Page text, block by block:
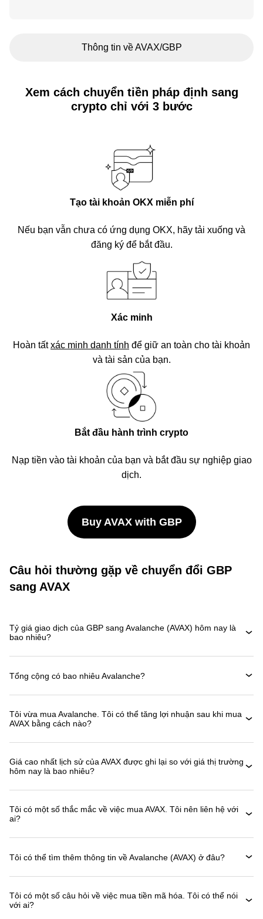
Thông tin về AVAX/GBP
Xem cách chuyển tiền pháp định sang
crypto chỉ với 3 bước
Tạo tài khoản OKX miễn phí
Nếu bạn vẫn chưa có ứng dụng OKX, hãy tải xuống và
đăng ký để bắt đầu.
Xác minh
Hoàn tấtxác minh danh tính để giữ an toàn cho tài khoản
và tài sản của bạn.
Bắt đầu hành trình crypto
Nạp tiền vào tài khoản của bạn và bắt đầu sự nghiệp giao
dịch.
Buy AVAX with GBP
Câu hỏi thường gặp về chuyển đổi GBP
sang AVAX
Tỷ giá giao dịch của GBP sang Avalanche (AVAX) hôm nay là
bao nhiêu?
Tổng cộng có bao nhiêu Avalanche?
Tôi vừa mua Avalanche. Tôi có thể tăng lợi nhuận sau khi mua
AVAX bằng cách nào?
Giá cao nhất lịch sử của AVAX được ghi lại so với giá thị trường
hôm nay là bao nhiêu?
Tôi có một số thắc mắc về việc mua AVAX. Tôi nên liên hệ với
ai?
Tôi có thể tìm thêm thông tin về Avalanche (AVAX) ở đâu?
Tôi có một số câu hỏi về việc mua tiền mã hóa. Tôi có thể nói
với ai?